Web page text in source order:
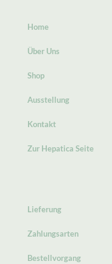
Home
Über Uns
Shop
Ausstellung
Kontakt
Zur Hepatica Seite
Lieferung
Zahlungsarten
Bestellvorgang